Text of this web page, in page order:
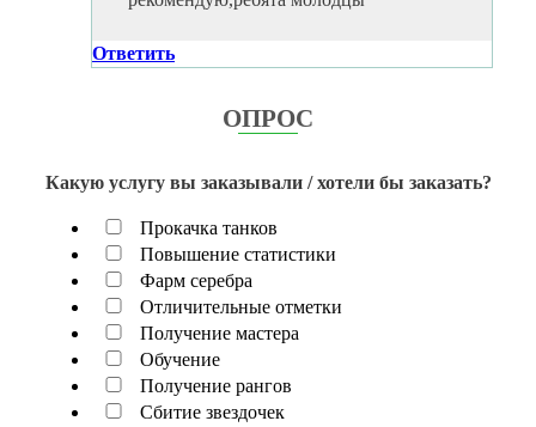
Ответить
ОПРОС
Какую услугу вы заказывали / хотели бы заказать?
Прокачка танков
Повышение статистики
Фарм серебра
Отличительные отметки
Получение мастера
Обучение
Получение рангов
Сбитие звездочек